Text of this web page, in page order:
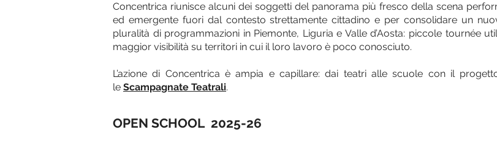
Concentrica riunisce alcuni dei soggetti del panorama più fresco della scena
ed emergente fuori dal contesto strettamente cittadino e per consolidare un
pluralità di programmazioni in Piemonte, Liguria e Valle d’Aosta: piccole tournée
maggior visibilità su territori in cui il loro lavoro è poco conosciuto.
L’azione di Concentrica è ampia e capillare: dai teatri alle scuole con il
le Scampagnate Teatrali.
OPEN SCHOOL 2025-26